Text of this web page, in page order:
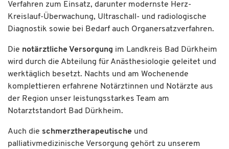
Verfahren zum Einsatz, darunter modernste Herz-
Kreislauf-Überwachung, Ultraschall- und radiologische
Diagnostik sowie bei Bedarf auch Organersatzverfahren.
Die notärztliche Versorgung im Landkreis Bad Dürkheim
wird durch die Abteilung für Anästhesiologie geleitet und
werktäglich besetzt. Nachts und am Wochenende
komplettieren erfahrene Notärztinnen und Notärzte aus
der Region unser leistungsstarkes Team am
Notarztstandort Bad Dürkheim.
Auch die schmerztherapeutische und
palliativmedizinische Versorgung gehört zu unserem